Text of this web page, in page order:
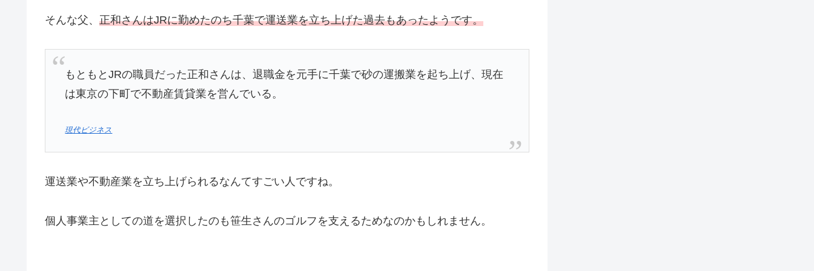
そんな父、 正和さんはJRに勤めたのち千葉で運送業を立ち上げた過去もあったようです。
もともとJRの職員だった正和さんは、退職金を元手に千葉で砂の運搬業を起ち上げ、現在
は東京の下町で不動産賃貸業を営んでいる。
現代ビジネス
運送業や不動産業を立ち上げられるなんてすごい人ですね。
個人事業主としての道を選択したのも笹生さんのゴルフを支えるためなのかもしれません。